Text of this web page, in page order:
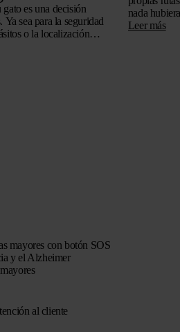
es una decisión
sea para la seguridad
o la localización
nada
de su
Leer más
mayores con botón SOS
y el Alzheimer
al cliente